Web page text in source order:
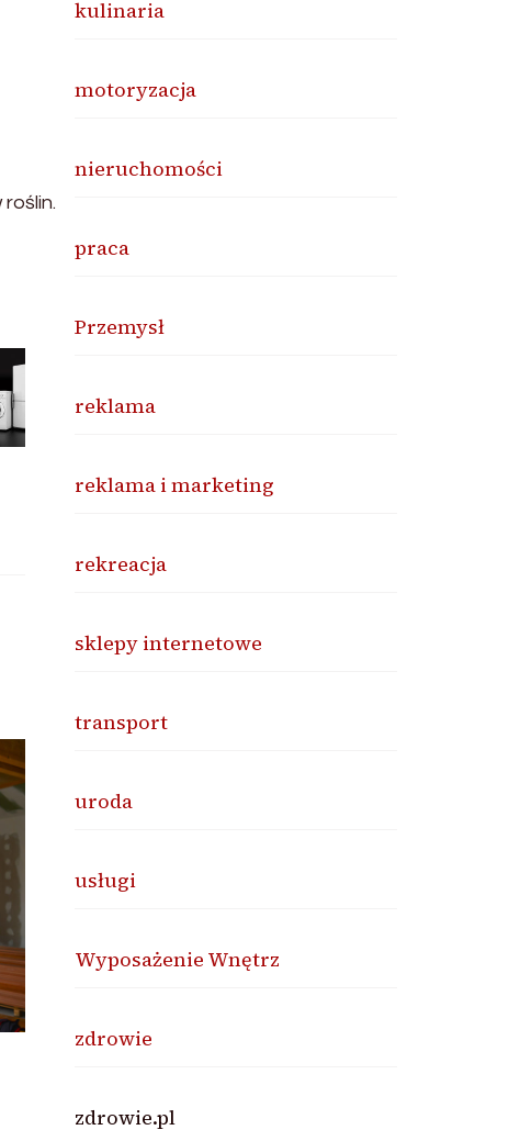
kulinaria
motoryzacja
nieruchomości
praca
Przemysł
reklama
reklama i marketing
rekreacja
sklepy internetowe
transport
uroda
usługi
Wyposażenie Wnętrz
zdrowie
zdrowie.pl